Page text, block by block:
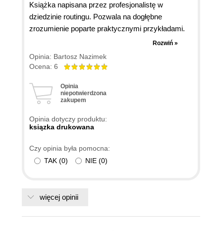
Książka napisana przez profesjonalistę w
dziedzinie routingu. Pozwala na dogłębne
zrozumienie poparte praktycznymi przykładami.
Zrozumienie konfiguracji routerów Cisco w
praktycznym ich zastosowaniu.
Polecam tę książkę każdemu kto pragnie
przystępującym do egzaminów
CCNA,CCNP,CCIE.
Rozwiń »
Opinia: Bartosz Nazimek
Ocena: 6
Opinia
niepotwierdzona
zakupem
Opinia dotyczy produktu:
ksiązka drukowana
Czy opinia była pomocna:
TAK (0) NIE (0)
więcej opinii